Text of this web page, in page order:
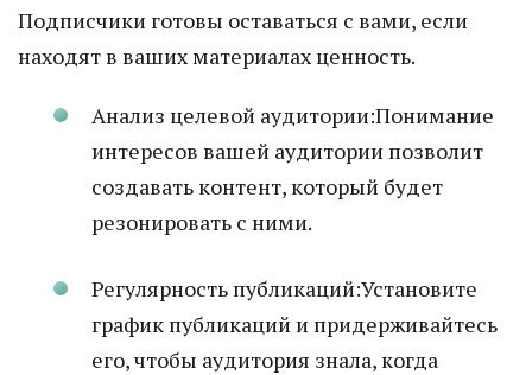
Подписчики готовы оставаться с вами, если
находят в ваших материалах ценность.
Анализ целевой аудитории:Понимание
интересов вашей аудитории позволит
создавать контент, который будет
резонировать с ними.
Регулярность публикаций:Установите
график публикаций и придерживайтесь
его, чтобы аудитория знала, когда